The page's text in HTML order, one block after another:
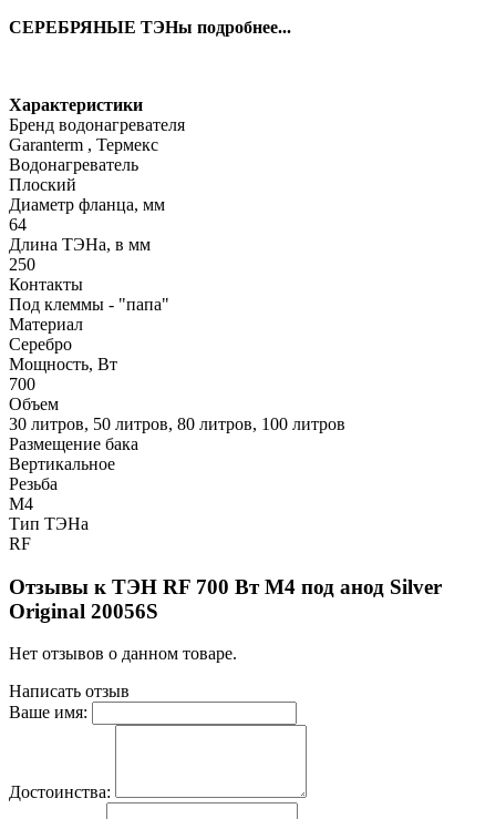
СЕРЕБРЯНЫЕ ТЭНы подробнее...
Характеристики
Бренд водонагревателя
Garanterm , Термекс
Водонагреватель
Плоский
Диаметр фланца, мм
64
Длина ТЭНа, в мм
250
Контакты
Под клеммы - "папа"
Материал
Серебро
Мощность, Вт
700
Объем
30 литров, 50 литров, 80 литров, 100 литров
Размещение бака
Вертикальное
Резьба
M4
Тип ТЭНа
RF
Отзывы к ТЭН RF 700 Вт M4 под анод Silver
Original 20056S
Нет отзывов о данном товаре.
Написать отзыв
Ваше имя:
Достоинства: